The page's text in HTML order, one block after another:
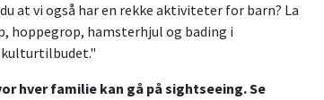
at vi også har en rekke aktiviteter for barn? La
hoppegrop, hamsterhjul og bading i
kulturtilbudet."
hver familie kan gå på sightseeing. Se